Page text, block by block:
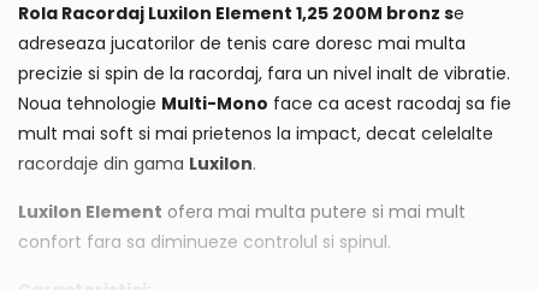
Rola Racordaj Luxilon Element 1,25 200M bronz se
adreseaza jucatorilor de tenis care doresc mai multa
precizie si spin de la racordaj, fara un nivel inalt de vibratie.
Noua tehnologie Multi-Mono face ca acest racodaj sa fie
mult mai soft si mai prietenos la impact, decat celelalte
racordaje din gama Luxilon.
Luxilon Element ofera mai multa putere si mai mult
confort fara sa diminueze controlul si spinul.